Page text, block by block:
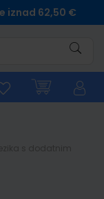
iznad 62,50 €